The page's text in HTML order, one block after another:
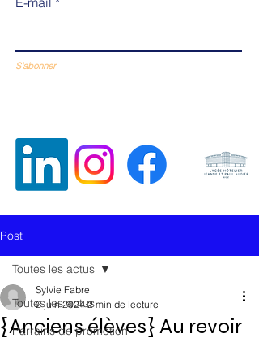
S'abonner
TOURISME DE NICE
Post
Toutes les actus
Parrains de promotion
Toutes les actus
{Anciens élèves} Au revoir
Sylvie Fabre
2 juin 2024 2 min de lecture